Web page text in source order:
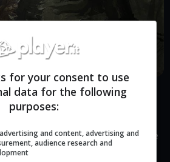
nel potenziare le proprie
Terre o Creature dal mazzo, e
in grado anche di distruggere
e Incantesimi, e con
for your consent to use
data for the following
purposes:
and content, advertising and
audience research and